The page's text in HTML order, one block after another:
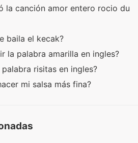
la canción amor entero rocio du
baila el kecak?
la palabra amarilla en ingles?
risitas en ingles?
mi salsa más fina?